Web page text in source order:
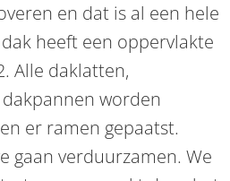
en dat is al een hele
heeft een oppervlakte
Alle daklatten,
worden
er ramen gepaatst.
gaan verduurzamen. We